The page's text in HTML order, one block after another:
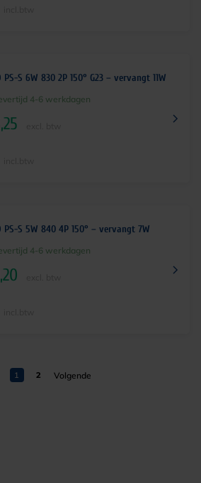
PS-S 6W 830 2P 150° G23 – vervangt 11W
4-6 werkdagen
PS-S 5W 840 4P 150° – vervangt 7W
4-6 werkdagen
1 2